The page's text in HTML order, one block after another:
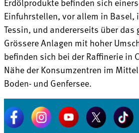
Einfuhrstellen, vor allem in Basel,
Tessin, und andererseits über das
Grössere Anlagen mit hoher
befinden sich bei der Raffinerie in
Nähe der Konsumzentren im
Boden- und Genfersee.